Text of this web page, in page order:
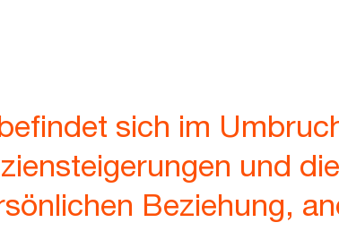
sich im
und
Beziehung,